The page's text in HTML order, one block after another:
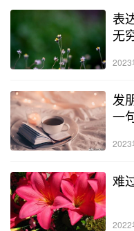
表
无
2023
发
一
2023
难
2022